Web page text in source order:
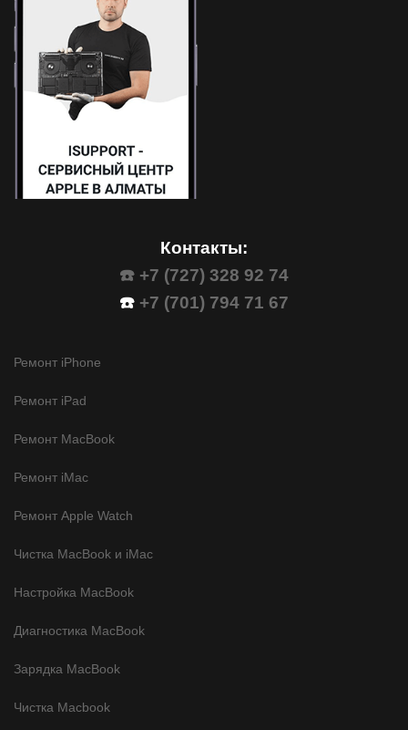
Контакты:
☎️ +7 (727) 328 92 74
☎️ +7 (701) 794 71 67
Ремонт iPhone
Ремонт iPad
Ремонт MacBook
Ремонт iMac
Ремонт Apple Watch
Чистка MacBook и iMac
Настройка MacBook
Диагностика MacBook
Зарядка MacBook
Чистка Macbook